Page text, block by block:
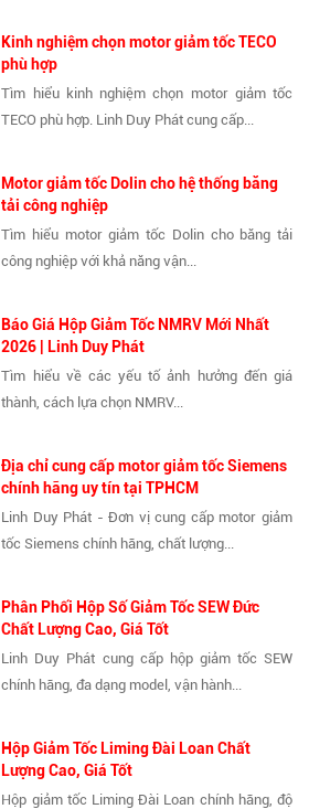
Kinh nghiệm chọn motor giảm tốc TECO
phù hợp
Tìm hiểu kinh nghiệm chọn motor giảm tốc
TECO phù hợp. Linh Duy Phát cung cấp...
Motor giảm tốc Dolin cho hệ thống băng
tải công nghiệp
Tìm hiểu motor giảm tốc Dolin cho băng tải
công nghiệp với khả năng vận...
Báo Giá Hộp Giảm Tốc NMRV Mới Nhất
2026 | Linh Duy Phát
Tìm hiểu về các yếu tố ảnh hưởng đến giá
thành, cách lựa chọn NMRV...
Địa chỉ cung cấp motor giảm tốc Siemens
chính hãng uy tín tại TPHCM
Linh Duy Phát - Đơn vị cung cấp motor giảm
tốc Siemens chính hãng, chất lượng...
Phân Phối Hộp Số Giảm Tốc SEW Đức
Chất Lượng Cao, Giá Tốt
Linh Duy Phát cung cấp hộp giảm tốc SEW
chính hãng, đa dạng model, vận hành...
Hộp Giảm Tốc Liming Đài Loan Chất
Lượng Cao, Giá Tốt
Hộp giảm tốc Liming Đài Loan chính hãng, độ